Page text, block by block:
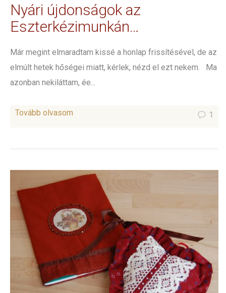
Nyári újdonságok az
Eszterkézimunkán…
Már megint elmaradtam kissé a honlap frissítésével, de az
elmúlt hetek hőségei miatt, kérlek, nézd el ezt nekem. Ma
azonban nekiláttam, ée...
Tovább olvasom 1